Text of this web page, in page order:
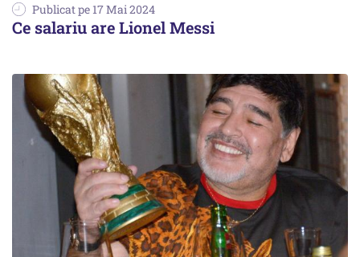
Publicat pe 17 Mai 2024
Ce salariu are Lionel Messi